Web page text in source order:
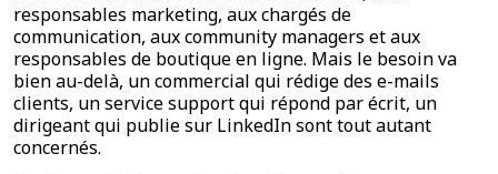
responsables marketing, aux chargés de
communication, aux community managers et aux
responsables de boutique en ligne. Mais le besoin va
bien au-delà, un commercial qui rédige des e-mails
clients, un service support qui répond par écrit, un
dirigeant qui publie sur LinkedIn sont tout autant
concernés.